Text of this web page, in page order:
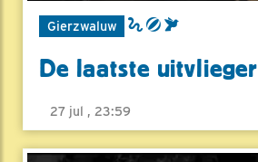
Gierzwaluw
De laatste uitvlieger
27 jul , 23:59